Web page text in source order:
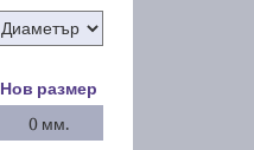
Нов размер
0 мм.